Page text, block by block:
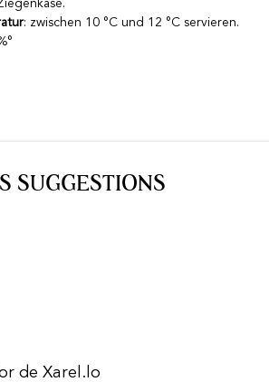
: zwischen 10 °C und 12 °C servieren.
SUGGESTIONS
de Xarel.lo